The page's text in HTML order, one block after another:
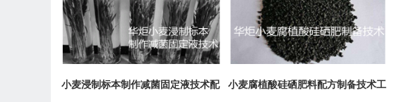
小麦浸制标本制作减菌固定液技术配 小麦腐植酸硅硒肥料配方制备技术工